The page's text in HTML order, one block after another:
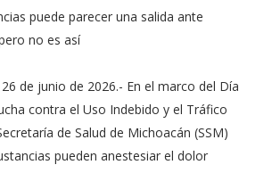
puede parecer una salida ante
no es así
de junio de 2026.- En el marco del Día
contra el Uso Indebido y el Tráfico
de Salud de Michoacán (SSM)
pueden anestesiar el dolor